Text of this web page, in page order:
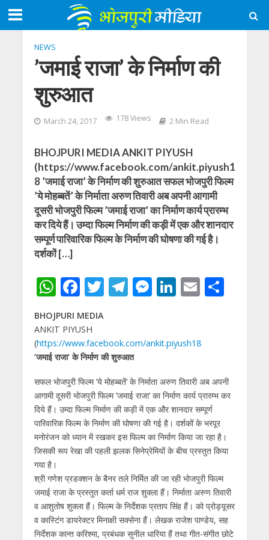
NEWS
’जमाई राजा’ के निर्माण की
शुरुआत
March 24, 2017 178 Views 2 Min Read
BHOJPURI MEDIA ANKIT PIYUSH
(https://www.facebook.com/ankit.piyush1
8 ’जमाई राजा’ के निर्माण की शुरुआत सफल भोजपुरी फिल्म
’ये मोहब्बतें’ के निर्माता अरुण तिवारी अब अपनी आगामी
दूसरी भोजपुरी फिल्म ’जमाई राजा’ का निर्माण कार्य प्रारम्भ
कर दिये हैं। उम्दा फिल्म निर्माण की कड़ी में एक और शानदार
सम्पूर्ण पारिवारिक फिल्म के निर्माण की घोषणा की गई है।
दर्शकों […]
W
h
at
s
A
p
p
F
ac
e
b
o
o
k
T
itt
er
T
gr
a
m
M
e
g
er
Li
e
n
E
l
S
BHOJPURI MEDIA
ANKIT PIYUSH
(https://www.facebook.com/ankit.piyush18
’जमाई राजा’ के निर्माण की शुरुआत
सफल भोजपुरी फिल्म ’ये मोहब्बतें’ के निर्माता अरुण तिवारी अब अपनी
आगामी दूसरी भोजपुरी फिल्म ’जमाई राजा’ का निर्माण कार्य प्रारम्भ कर
दिये हैं। उम्दा फिल्म निर्माण की कड़ी में एक और शानदार सम्पूर्ण
पारिवारिक फिल्म के निर्माण की घोषणा की गई है। दर्शकों के भरपूर
मनोरंजन को ध्यान में रखकर इस फिल्म का निर्माण किया जा रहा है।
जिसकी रूप रेखा की पहली झलक सिनेप्रेमियों के बीच प्रस्तुत किया
गया है।
श्री गणेश प्रडक्शन के बैनर तले निर्मित की जा रही भोजपुरी फिल्म
जमाई राजा के प्रस्तुत कर्ता धर्म राज शुक्ला हैं। निर्माता अरुण तिवारी
व आशुतोष शुक्ला हैं। फिल्म के निर्देशक प्रताप सिंह हैं। को प्रोड्यूसर
व कास्टिंग डायरेक्टर मिनाक्षी सक्सेना हैं। लेखक राजेश पाण्डेय, सह
निर्देशक कान्त करिश्मा, प्रबंधक सुनील धारिया हैं तथा गीत-संगीत छोटे